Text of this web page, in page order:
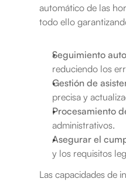
automático de las
todo ello
Seguimiento
reduciendo los
Gestión de
precisa y
Procesamiento
administrativos.
Asegurar el
y los requisitos
Las capacidades de